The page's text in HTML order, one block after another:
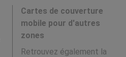
Cartes de couverture
mobile pour d'autres
zones
Retrouvez également la